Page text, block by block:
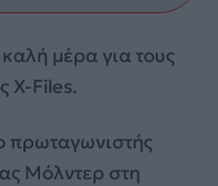
μέρα για τους
X-Files.
πρωταγωνιστής
Μόλντερ στη